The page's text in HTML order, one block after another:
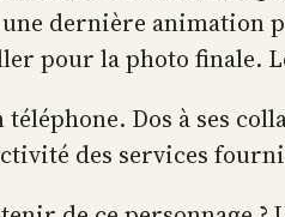
dernière animation
pour la photo finale.
téléphone. Dos à ses
des services